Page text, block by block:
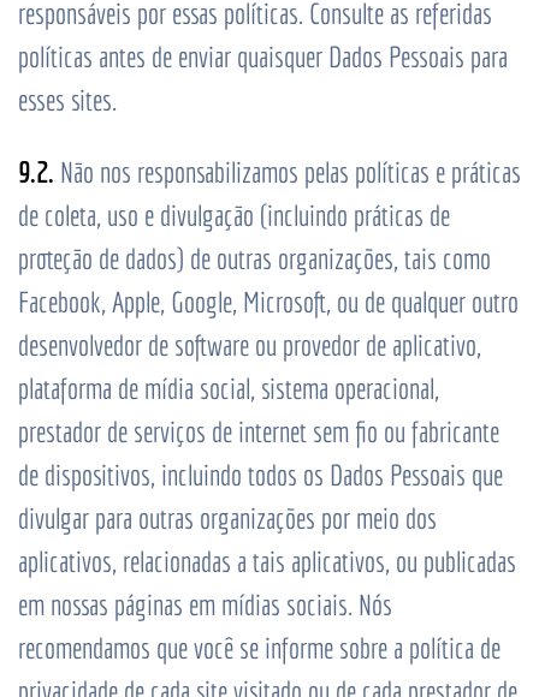
responsáveis por essas políticas. Consulte as referidas
políticas antes de enviar quaisquer Dados Pessoais para
esses sites.
9.2. Não nos responsabilizamos pelas políticas e práticas
de coleta, uso e divulgação (incluindo práticas de
proteção de dados) de outras organizações, tais como
Facebook, Apple, Google, Microsoft, ou de qualquer outro
desenvolvedor de software ou provedor de aplicativo,
plataforma de mídia social, sistema operacional,
prestador de serviços de internet sem fio ou fabricante
de dispositivos, incluindo todos os Dados Pessoais que
divulgar para outras organizações por meio dos
aplicativos, relacionadas a tais aplicativos, ou publicadas
em nossas páginas em mídias sociais. Nós
recomendamos que você se informe sobre a política de